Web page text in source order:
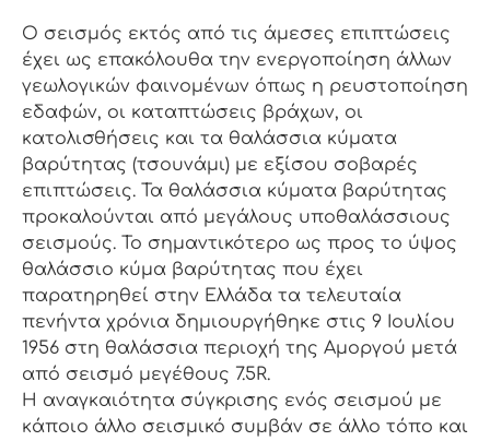
Ο σεισμός εκτός από τις άμεσες επιπτώσεις
έχει ως επακόλουθα την ενεργοποίηση άλλων
γεωλογικών φαινομένων όπως η ρευστοποίηση
εδαφών, οι καταπτώσεις βράχων, οι
κατολισθήσεις και τα θαλάσσια κύματα
βαρύτητας (τσουνάμι) με εξίσου σοβαρές
επιπτώσεις. Τα θαλάσσια κύματα βαρύτητας
προκαλούνται από μεγάλους υποθαλάσσιους
σεισμούς. Το σημαντικότερο ως προς το ύψος
θαλάσσιο κύμα βαρύτητας που έχει
παρατηρηθεί στην Ελλάδα τα τελευταία
πενήντα χρόνια δημιουργήθηκε στις 9 Ιουλίου
1956 στη θαλάσσια περιοχή της Αμοργού μετά
από σεισμό μεγέθους 7.5R.
Η αναγκαιότητα σύγκρισης ενός σεισμού με
κάποιο άλλο σεισμικό συμβάν σε άλλο τόπο και